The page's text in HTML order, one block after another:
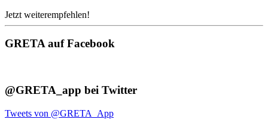
Jetzt weiterempfehlen!
GRETA auf Facebook
@GRETA_app bei Twitter
Tweets von @GRETA_App